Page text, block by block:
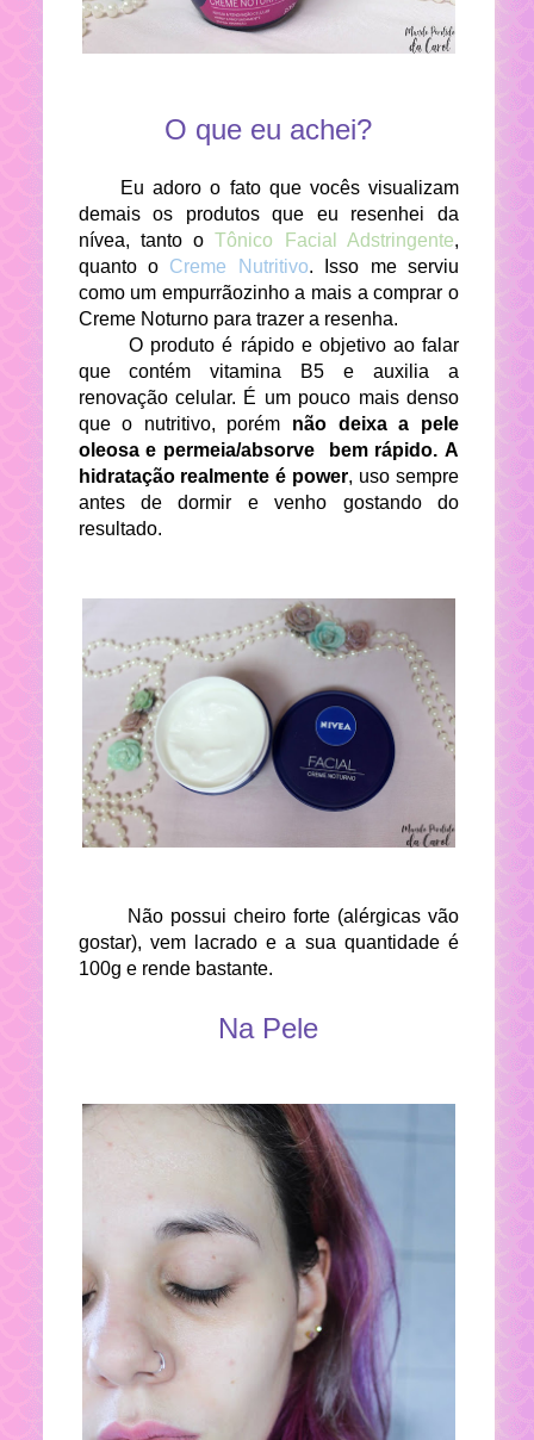
O que eu achei?
Eu adoro o fato que vocês visualizam
demais os produtos que eu resenhei da
nívea, tanto oTônico Facial Adstringente,
quanto o Creme Nutritivo. Isso me serviu
como um empurrãozinho a mais a comprar o
Creme Noturno para trazer a resenha.
O produto é rápido e objetivo ao falar
que contém vitamina B5 e auxilia a
renovação celular. É um pouco mais denso
que o nutritivo, porém não deixa a pele
oleosa e permeia/absorve bem rápido. A
hidratação realmente é power, uso sempre
antes de dormir e venho gostando do
resultado.
Não possui cheiro forte (alérgicas vão
gostar), vem lacrado e a sua quantidade é
100g e rende bastante.
Na Pele